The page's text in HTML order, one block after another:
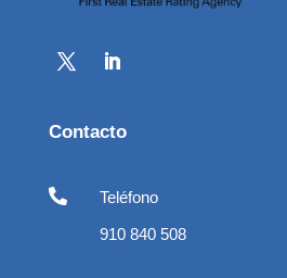
Contacto

Teléfono
910 840 508